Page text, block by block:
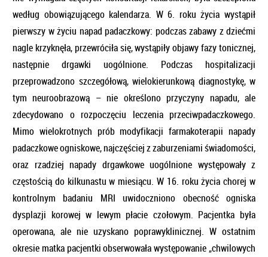
według obowiązującego kalendarza. W 6. roku życia wystąpił
pierwszy w życiu napad padaczkowy: podczas zabawy z dziećmi
nagle krzyknęła, przewróciła się, wystąpiły objawy fazy tonicznej,
następnie drgawki uogólnione. Podczas hospitalizacji
przeprowadzono szczegółową, wielokierunkową diagnostykę, w
tym neuroobrazową – nie określono przyczyny napadu, ale
zdecydowano o rozpoczęciu leczenia przeciwpadaczkowego.
Mimo wielokrotnych prób modyfikacji farmakoterapii napady
padaczkowe ogniskowe, najczęściej z zaburzeniami świadomości,
oraz rzadziej napady drgawkowe uogólnione występowały z
częstością do kilkunastu w miesiącu. W 16. roku życia chorej w
kontrolnym badaniu MRI uwidoczniono obecność ogniska
dysplazji korowej w lewym płacie czołowym. Pacjentka była
operowana, ale nie uzyskano poprawyklinicznej. W ostatnim
okresie matka pacjentki obserwowała występowanie „chwilowych